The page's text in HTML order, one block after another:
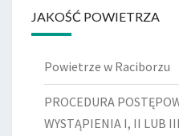
JAKOŚĆ POWIETRZA
Powietrze w Raciborzu
PROCEDURA
WYSTĄPIENIA I, II LUB